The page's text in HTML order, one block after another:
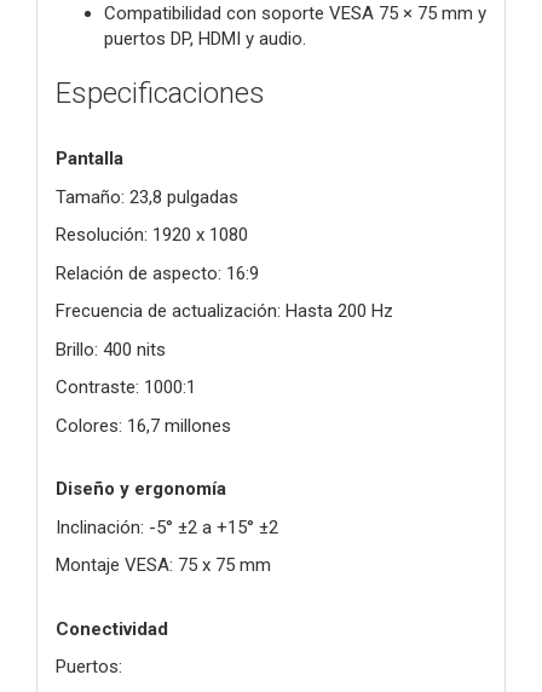
Compatibilidad con soporte VESA 75 × 75 mm y
puertos DP, HDMI y audio.
Especificaciones
Pantalla
Tamaño: 23,8 pulgadas
Resolución: 1920 x 1080
Relación de aspecto: 16:9
Frecuencia de actualización: Hasta 200 Hz
Brillo: 400 nits
Contraste: 1000:1
Colores: 16,7 millones
Diseño y ergonomía
Inclinación: -5° ±2 a +15° ±2
Montaje VESA: 75 x 75 mm
Conectividad
Puertos: